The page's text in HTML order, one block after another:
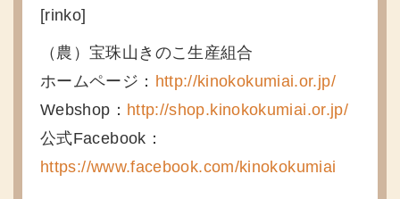
[rinko]
（農）宝珠山きのこ生産組合
ホームページ： http://kinokokumiai.or.jp/
Webshop： http://shop.kinokokumiai.or.jp/
公式Facebook：
https://www.facebook.com/kinokokumiai